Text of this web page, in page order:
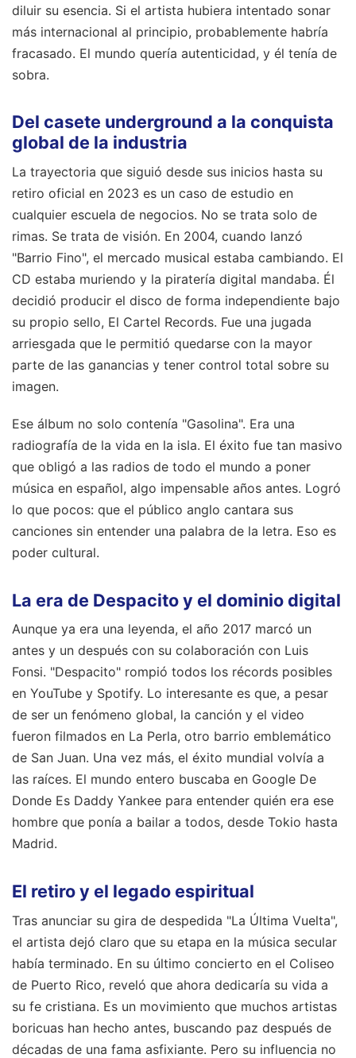
diluir su esencia. Si el artista hubiera intentado sonar
más internacional al principio, probablemente habría
fracasado. El mundo quería autenticidad, y él tenía de
sobra.
Del casete underground a la conquista
global de la industria
La trayectoria que siguió desde sus inicios hasta su
retiro oficial en 2023 es un caso de estudio en
cualquier escuela de negocios. No se trata solo de
rimas. Se trata de visión. En 2004, cuando lanzó
"Barrio Fino", el mercado musical estaba cambiando. El
CD estaba muriendo y la piratería digital mandaba. Él
decidió producir el disco de forma independiente bajo
su propio sello, El Cartel Records. Fue una jugada
arriesgada que le permitió quedarse con la mayor
parte de las ganancias y tener control total sobre su
imagen.
Ese álbum no solo contenía "Gasolina". Era una
radiografía de la vida en la isla. El éxito fue tan masivo
que obligó a las radios de todo el mundo a poner
música en español, algo impensable años antes. Logró
lo que pocos: que el público anglo cantara sus
canciones sin entender una palabra de la letra. Eso es
poder cultural.
La era de Despacito y el dominio digital
Aunque ya era una leyenda, el año 2017 marcó un
antes y un después con su colaboración con Luis
Fonsi. "Despacito" rompió todos los récords posibles
en YouTube y Spotify. Lo interesante es que, a pesar
de ser un fenómeno global, la canción y el video
fueron filmados en La Perla, otro barrio emblemático
de San Juan. Una vez más, el éxito mundial volvía a
las raíces. El mundo entero buscaba en Google De
Donde Es Daddy Yankee para entender quién era ese
hombre que ponía a bailar a todos, desde Tokio hasta
Madrid.
El retiro y el legado espiritual
Tras anunciar su gira de despedida "La Última Vuelta",
el artista dejó claro que su etapa en la música secular
había terminado. En su último concierto en el Coliseo
de Puerto Rico, reveló que ahora dedicaría su vida a
su fe cristiana. Es un movimiento que muchos artistas
boricuas han hecho antes, buscando paz después de
décadas de una fama asfixiante. Pero su influencia no